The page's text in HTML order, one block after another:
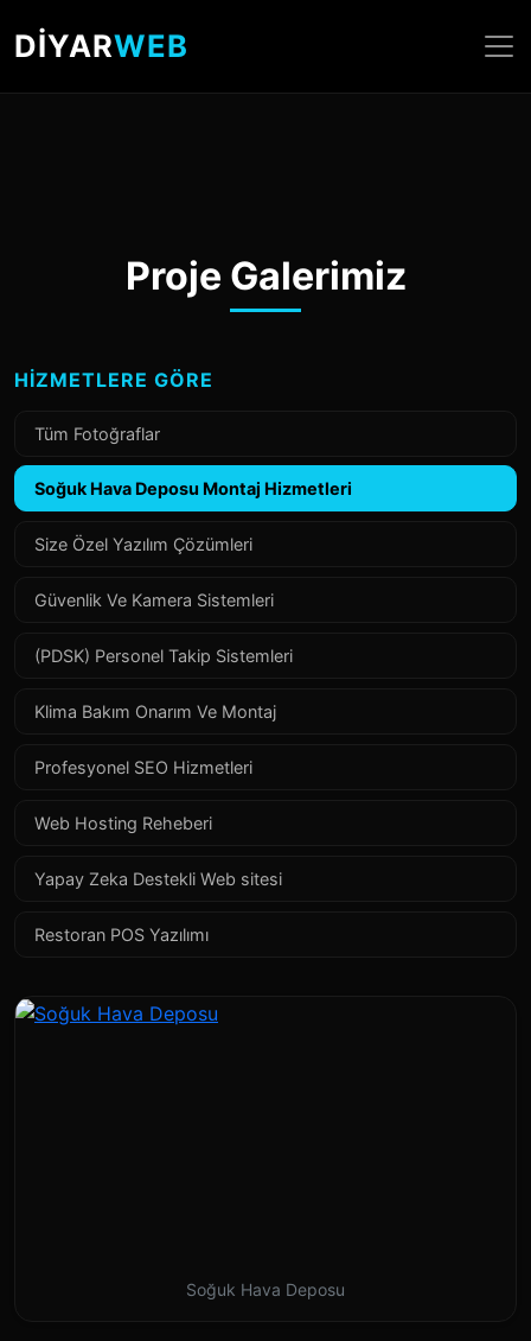
DİYARWEB
Proje Galerimiz
HIZMETLERE GÖRE
Tüm Fotoğraflar
Soğuk Hava Deposu Montaj Hizmetleri
Size Özel Yazılım Çözümleri
Güvenlik Ve Kamera Sistemleri
(PDSK) Personel Takip Sistemleri
Klima Bakım Onarım Ve Montaj
Profesyonel SEO Hizmetleri
Web Hosting Reheberi
Yapay Zeka Destekli Web sitesi
Restoran POS Yazılımı
Soğuk Hava Deposu